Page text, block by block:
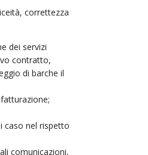
correttezza
dei servizi
contratto,
di barche il
caso nel rispetto
comunicazioni,